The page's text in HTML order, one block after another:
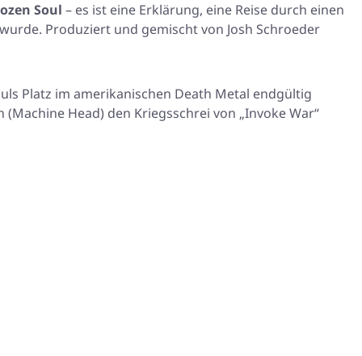
Soul – es ist eine Erklärung, eine Reise durch einen
Produziert und gemischt von Josh Schroeder
Platz im amerikanischen Death Metal endgültig
Head) den Kriegsschrei von „Invoke War“